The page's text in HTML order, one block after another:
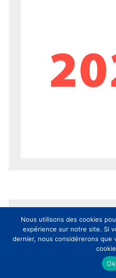
8èmes
Nous utilisons des cookies
expérience sur notre site. Si
dernier, nous considérerons que
Ok